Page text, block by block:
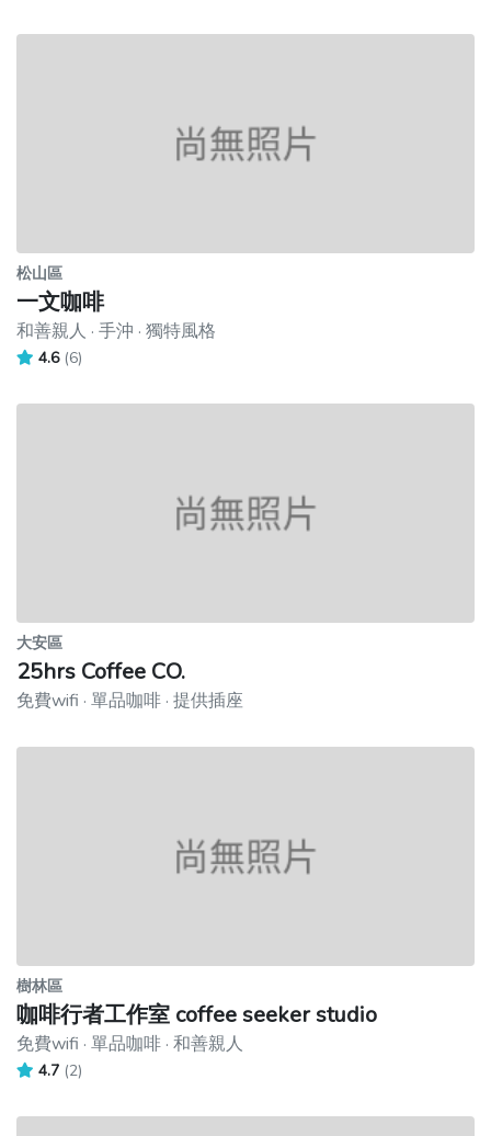
松山區
一文咖啡
和善親人 · 手沖 · 獨特風格
4.6 (6)
大安區
25hrs Coffee CO.
免費wifi · 單品咖啡 · 提供插座
樹林區
咖啡行者工作室 coffee seeker studio
免費wifi · 單品咖啡 · 和善親人
4.7 (2)